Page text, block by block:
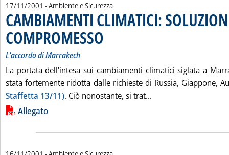
17/11/2001 - Ambiente e Sicurezza
CAMBIAMENTI CLIMATICI:
COMPROMESSO
L'accordo di Marrakech
La portata dell'intesa sui cambiamenti climatici siglata a
stata fortemente ridotta dalle richieste di Russia, Giappone,
Staffetta 13/11). Ciò nonostante, si trat...
Lista allegati PDF alla notizia
Allegato